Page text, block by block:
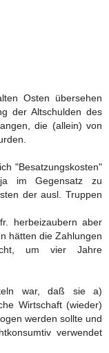
Osten übersehen
der Altschulden des
die (allein) von
"Besatzungskosten"
ja im Gegensatz zu
der ausl. Truppen
herbeizaubern aber
hätten die Zahlungen
um vier Jahre
war, daß sie a)
Wirtschaft (wieder)
werden sollte und
verwendet